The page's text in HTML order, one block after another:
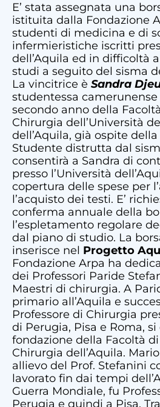
E’ stata assegnata una
istituita dalla Fondazione
studenti di medicina e di
infermieristiche iscritti
dell’Aquila ed in difficoltà
studi a seguito del sisma
La vincitrice è Sandra
studentessa
secondo anno della
Chirurgia dell’Università
dell’Aquila, già ospite
Studente distrutta dal
consentirà a Sandra di
presso l’Università
copertura delle spese per
l’acquisto dei testi. E’
conferma annuale della
l’espletamento regolare
dal piano di studio. La
inserisce nel Progetto
Fondazione Arpa ha
dei Professori Paride
Maestri di chirurgia. A
primario all’Aquila e
Professore di Chirurgia
di Perugia, Pisa e Roma, si
fondazione della Facoltà
Chirurgia dell’Aquila.
allievo del Prof. Stefanini
lavorato fin dai tempi
Guerra Mondiale, fu
Perugia e quindi a Pisa.